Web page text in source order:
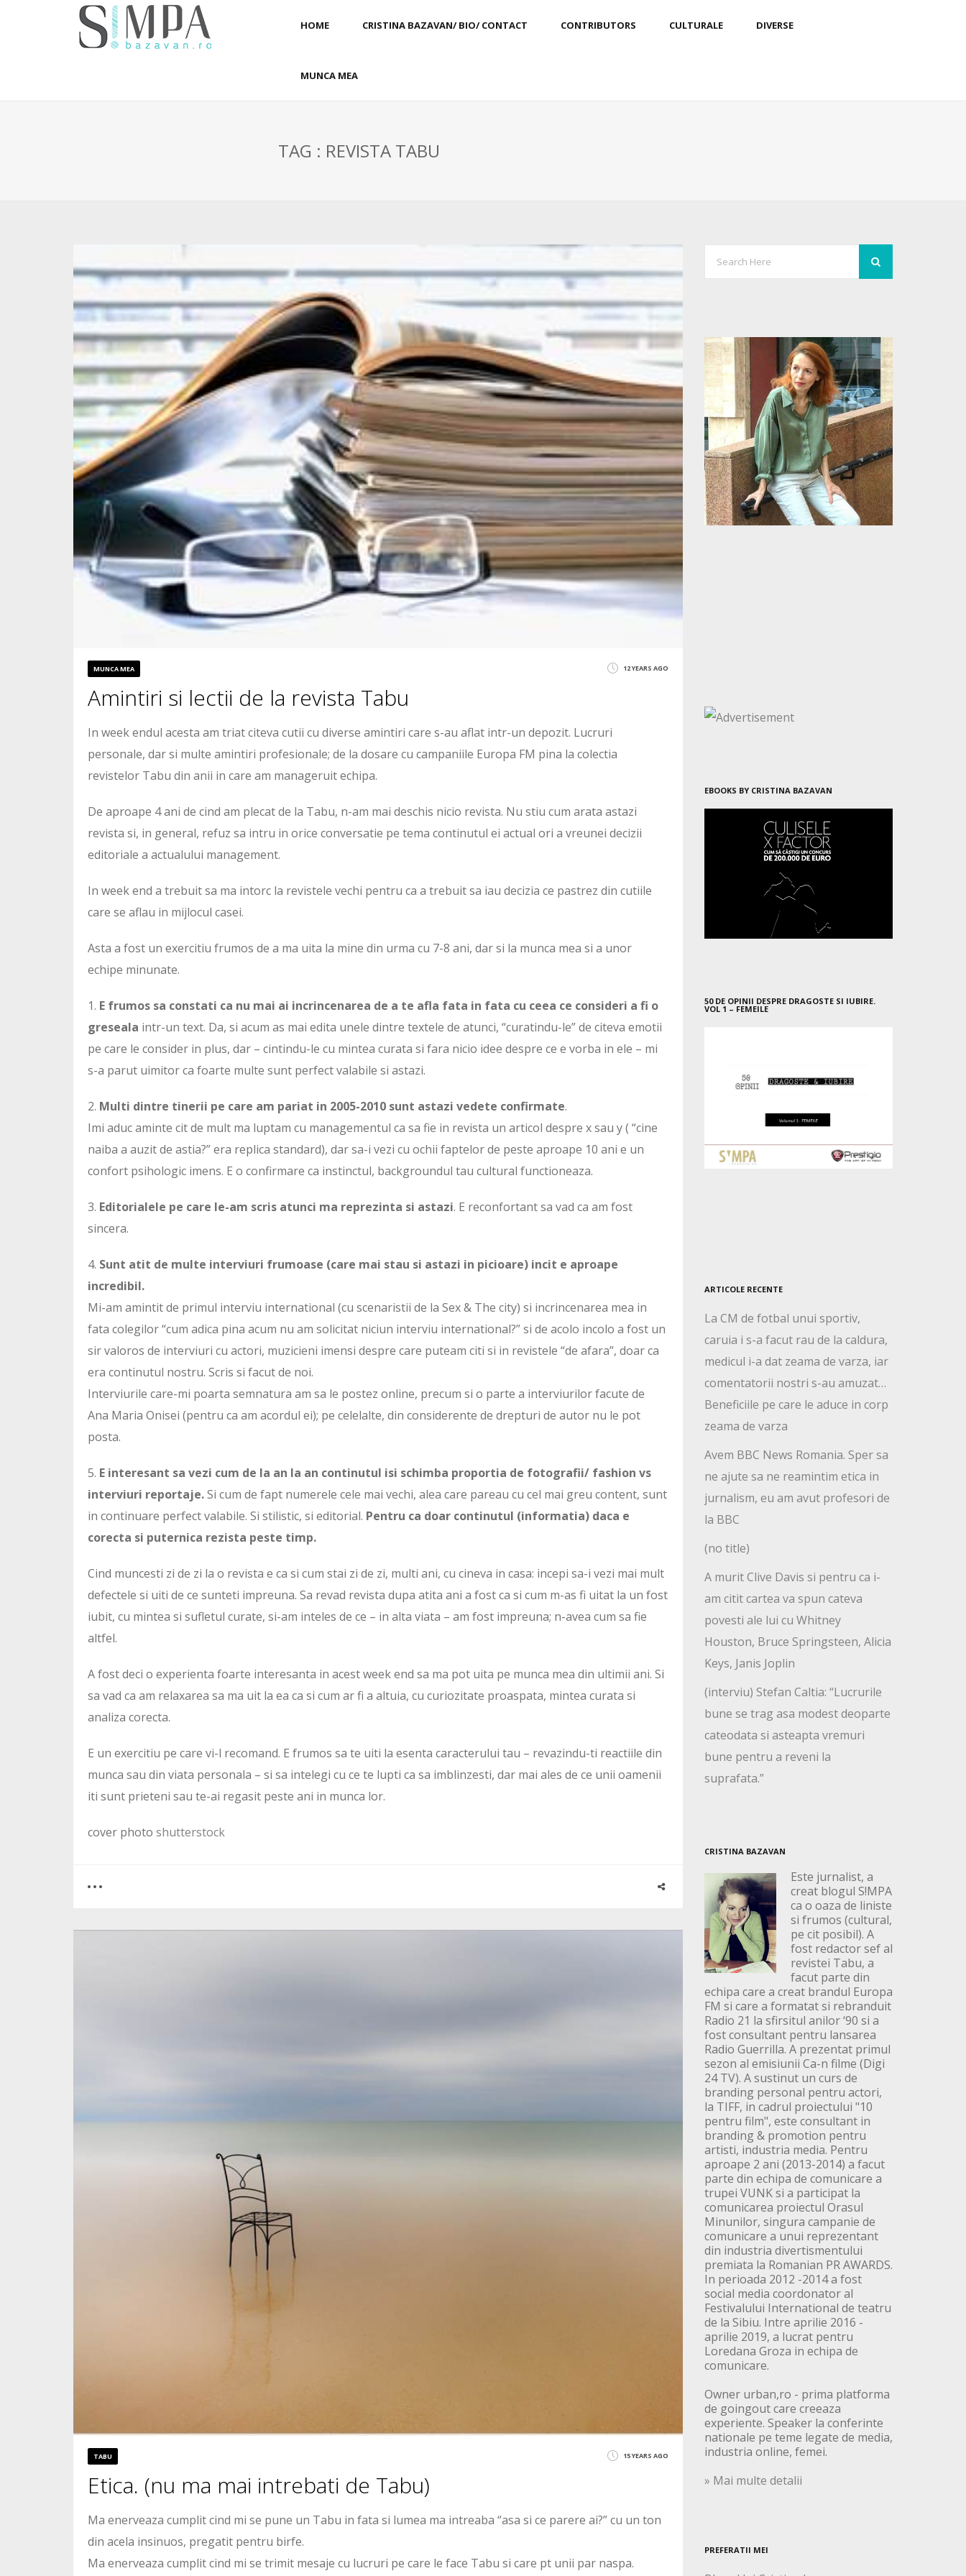
HOME CRISTINA BAZAVAN/ BIO/ CONTACT CONTRIBUTORS CULTURALE DIVERSE
MUNCA MEA
TAG : REVISTA TABU
MUNCA MEA 12 YEARS AGO
Amintiri si lectii de la revista Tabu
In week endul acesta am triat citeva cutii cu diverse amintiri care s-au aflat intr-un depozit. Lucruri
personale, dar si multe amintiri profesionale; de la dosare cu campaniile Europa FM pina la colectia
revistelor Tabu din anii in care am manageruit echipa.
De aproape 4 ani de cind am plecat de la Tabu, n-am mai deschis nicio revista. Nu stiu cum arata astazi
revista si, in general, refuz sa intru in orice conversatie pe tema continutul ei actual ori a vreunei decizii
editoriale a actualului management.
In week end a trebuit sa ma intorc la revistele vechi pentru ca a trebuit sa iau decizia ce pastrez din cutiile
care se aflau in mijlocul casei.
Asta a fost un exercitiu frumos de a ma uita la mine din urma cu 7-8 ani, dar si la munca mea si a unor
echipe minunate.
1. E frumos sa constati ca nu mai ai incrincenarea de a te afla fata in fata cu ceea ce consideri a fi o
greseala intr-un text. Da, si acum as mai edita unele dintre textele de atunci, “curatindu-le” de citeva emotii
pe care le consider in plus, dar – cintindu-le cu mintea curata si fara nicio idee despre ce e vorba in ele – mi
s-a parut uimitor ca foarte multe sunt perfect valabile si astazi.
2. Multi dintre tinerii pe care am pariat in 2005-2010 sunt astazi vedete confirmate.
Imi aduc aminte cit de mult ma luptam cu managementul ca sa fie in revista un articol despre x sau y ( “cine
naiba a auzit de astia?” era replica standard), dar sa-i vezi cu ochii faptelor de peste aproape 10 ani e un
confort psihologic imens. E o confirmare ca instinctul, backgroundul tau cultural functioneaza.
3. Editorialele pe care le-am scris atunci ma reprezinta si astazi. E reconfortant sa vad ca am fost
sincera.
4. Sunt atit de multe interviuri frumoase (care mai stau si astazi in picioare) incit e aproape
incredibil.
Mi-am amintit de primul interviu international (cu scenaristii de la Sex & The city) si incrincenarea mea in
fata colegilor “cum adica pina acum nu am solicitat niciun interviu international?” si de acolo incolo a fost un
sir valoros de interviuri cu actori, muzicieni imensi despre care puteam citi si in revistele “de afara”, doar ca
era continutul nostru. Scris si facut de noi.
Interviurile care-mi poarta semnatura am sa le postez online, precum si o parte a interviurilor facute de
Ana Maria Onisei (pentru ca am acordul ei); pe celelalte, din considerente de drepturi de autor nu le pot
posta.
5. E interesant sa vezi cum de la an la an continutul isi schimba proportia de fotografii/ fashion vs
interviuri reportaje.Si cum de fapt numerele cele mai vechi, alea care pareau cu cel mai greu content, sunt
in continuare perfect valabile. Si stilistic, si editorial. Pentru ca doar continutul (informatia) daca e
corecta si puternica rezista peste timp.
Cind muncesti zi de zi la o revista e ca si cum stai zi de zi, multi ani, cu cineva in casa: incepi sa-i vezi mai mult
defectele si uiti de ce sunteti impreuna. Sa revad revista dupa atita ani a fost ca si cum m-as fi uitat la un fost
iubit, cu mintea si sufletul curate, si-am inteles de ce – in alta viata – am fost impreuna; n-avea cum sa fie
altfel.
A fost deci o experienta foarte interesanta in acest week end sa ma pot uita pe munca mea din ultimii ani. Si
sa vad ca am relaxarea sa ma uit la ea ca si cum ar fi a altuia, cu curiozitate proaspata, mintea curata si
analiza corecta.
E un exercitiu pe care vi-l recomand. E frumos sa te uiti la esenta caracterului tau – revazindu-ti reactiile din
munca sau din viata personala – si sa intelegi cu ce te lupti ca sa imblinzesti, dar mai ales de ce unii oamenii
iti sunt prieteni sau te-ai regasit peste ani in munca lor.
cover photo shutterstock
TABU 15 YEARS AGO
Etica. (nu ma mai intrebati de Tabu)
Ma enerveaza cumplit cind mi se pune un Tabu in fata si lumea ma intreaba “asa si ce parere ai?” cu un ton
din acela insinuos, pregatit pentru birfe.
Ma enerveaza cumplit cind mi se trimit mesaje cu lucruri pe care le face Tabu si care pt unii par naspa.
EBOOKS BY CRISTINA BAZAVAN
50 DE OPINII DESPRE DRAGOSTE SI IUBIRE.
VOL 1 – FEMEILE
ARTICOLE RECENTE
La CM de fotbal unui sportiv,
caruia i s-a facut rau de la caldura,
medicul i-a dat zeama de varza, iar
comentatorii nostri s-au amuzat…
Beneficiile pe care le aduce in corp
zeama de varza
Avem BBC News Romania. Sper sa
ne ajute sa ne reamintim etica in
jurnalism, eu am avut profesori de
la BBC
(no title)
A murit Clive Davis si pentru ca i-
am citit cartea va spun cateva
povesti ale lui cu Whitney
Houston, Bruce Springsteen, Alicia
Keys, Janis Joplin
(interviu) Stefan Caltia: “Lucrurile
bune se trag asa modest deoparte
cateodata si asteapta vremuri
bune pentru a reveni la
suprafata.”
CRISTINA BAZAVAN
Este jurnalist, a
creat blogul S!MPA
ca o oaza de liniste
si frumos (cultural,
pe cit posibil). A
fost redactor sef al
revistei Tabu, a
facut parte din
echipa care a creat brandul Europa
FM si care a formatat si rebranduit
Radio 21 la sfirsitul anilor ‘90 si a
fost consultant pentru lansarea
Radio Guerrilla. A prezentat primul
sezon al emisiunii Ca-n filme (Digi
24 TV). A sustinut un curs de
branding personal pentru actori,
la TIFF, in cadrul proiectului "10
pentru film", este consultant in
branding & promotion pentru
artisti, industria media. Pentru
aproape 2 ani (2013-2014) a facut
parte din echipa de comunicare a
trupei VUNK si a participat la
comunicarea proiectul Orasul
Minunilor, singura campanie de
comunicare a unui reprezentant
din industria divertismentului
premiata la Romanian PR AWARDS.
In perioada 2012 -2014 a fost
social media coordonator al
Festivalului International de teatru
de la Sibiu. Intre aprilie 2016 -
aprilie 2019, a lucrat pentru
Loredana Groza in echipa de
comunicare.
Owner urban,ro - prima platforma
de goingout care creeaza
experiente. Speaker la conferinte
nationale pe teme legate de media,
industria online, femei.
» Mai multe detalii
PREFERATII MEI